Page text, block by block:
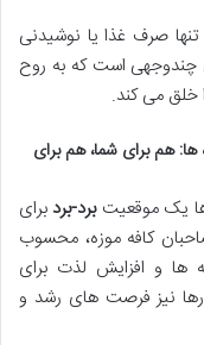
صرف غذا یا نوشیدنی
است که به روح
خلق می کند.
هم برای شما، هم برای
ها یک موقعیتبرد-برد برای
کافه موزه، محسوب
ها و افزایش لذت برای
نیز فرصت های رشد و